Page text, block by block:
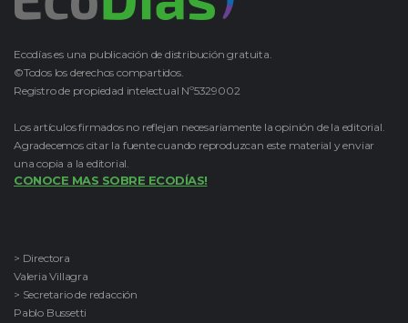
Ecodías es una publicación de distribución gratuita.
©Todos los derechos compartidos.
Registro de propiedad intelectual Nº5329002
Los artículos firmados no reflejan necesariamente la opinión de la editorial.
Agradecemos citar la fuente cuando reproduzcan este material y enviar
una copia a la editorial.
CONOCE MAS SOBRE ECODÍAS!
> Directora
Valeria Villagra
> Secretario de redacción
Pablo Bussetti